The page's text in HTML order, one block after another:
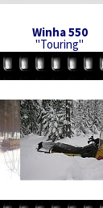
Winha 550
"Touring"